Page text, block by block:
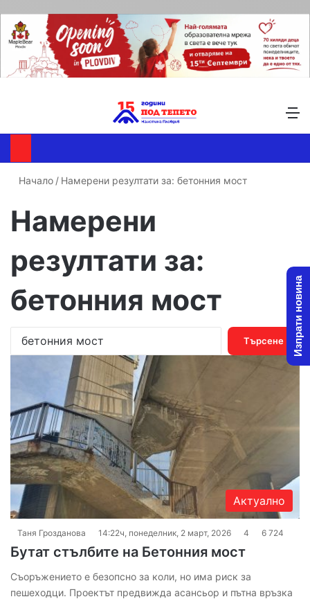
Начало / Намерени резултати за: бетонния мост
Намерени
резултати за:
бетонния мост
Т
ъ
з
Актуално
Таня Грозданова 14:22ч, понеделник, 2 март, 2026 4 6 724
Бутат стълбите на Бетонния мост
Съоръжението е безопсно за коли, но има риск за
пешеходци. Проектът предвижда асансьор и пътна връзка
Изпрати новина